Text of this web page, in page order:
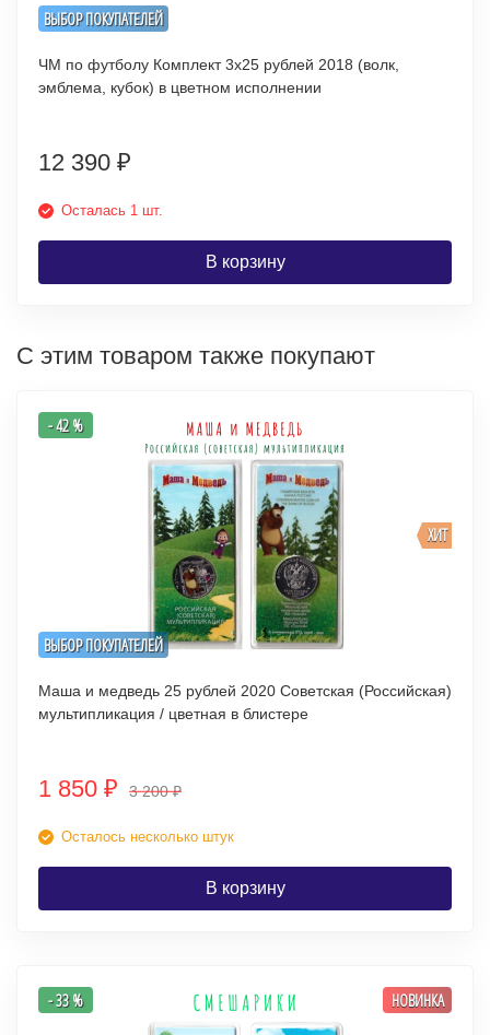
ВЫБОР ПОКУПАТЕЛЕЙ
ЧМ по футболу Комплект 3х25 рублей 2018 (волк,
эмблема, кубок) в цветном исполнении
12 390 ₽
Осталась 1 шт.
В корзину
С этим товаром также покупают
ВЫБОР ПОКУПАТЕЛЕЙ
ХИТ
- 42 %
Маша и медведь 25 рублей 2020 Советская (Российская)
мультипликация / цветная в блистере
1 850 ₽ 3 200₽
Осталось несколько штук
В корзину
- 33 % НОВИНКА